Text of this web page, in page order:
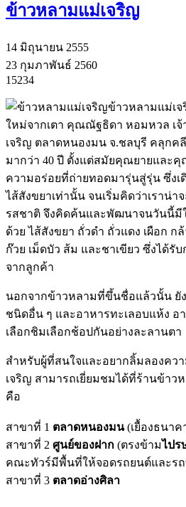
ข้าวหลามแม่เจริญ
14 มิถุนายน 2555
23 กุมภาพันธ์ 2560
15234
ข้าวหลามแม่เจ
ใหม่จากเตา คุณณัฐธิดา หอมหวล เ
เจริญ ตลาดหนองมน จ.ชลบุรี คลุกค
มากว่า 40 ปี ตั้งแต่สมัยคุณยายและ
ความอร่อยที่ถ่ายทอดมารุ่นสู่รุ่น ซึ่งเ
ไส้สังขยาเท่านั้น จนเริ่มคิดว่าเราน่
รสชาติ จึงคิดค้นและพัฒนาจนวันนี้มีใ
ด้วย ไส้สังขยา ถั่วดำ ถั่วแดง เผือก ก
ก๊วย เม็ดบัว ส้ม และชาเขียว ซึ่งได้รั
จากลูกค้า
นอกจากข้าวหลามที่ขึ้นชื่อแล้วนั้น ยั
ชนิดอื่น ๆ และอาหารทะเลอบแห้ง อ
เลือกชิมเลือกช้อปกันอย่างละลานตา
สำหรับผู้ที่สนใจและอยากลิ้มลองคว
เจริญ สามารถเยี่ยมชมได้ที่ร้านข้าว
คือ
สาขาที่ 1 ตลาดหนองมน(เยื้องธนาค
สาขาที่ 2 ศูนย์ของฝาก (ตรงข้ามไปร
คณะทัวร์มีพื้นที่ให้จอดรถยนต์และรถ
สาขาที่ 3 ตลาดอ่างศิลา